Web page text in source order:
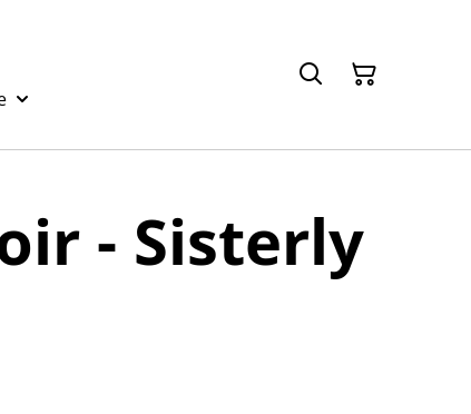
- Sisterly